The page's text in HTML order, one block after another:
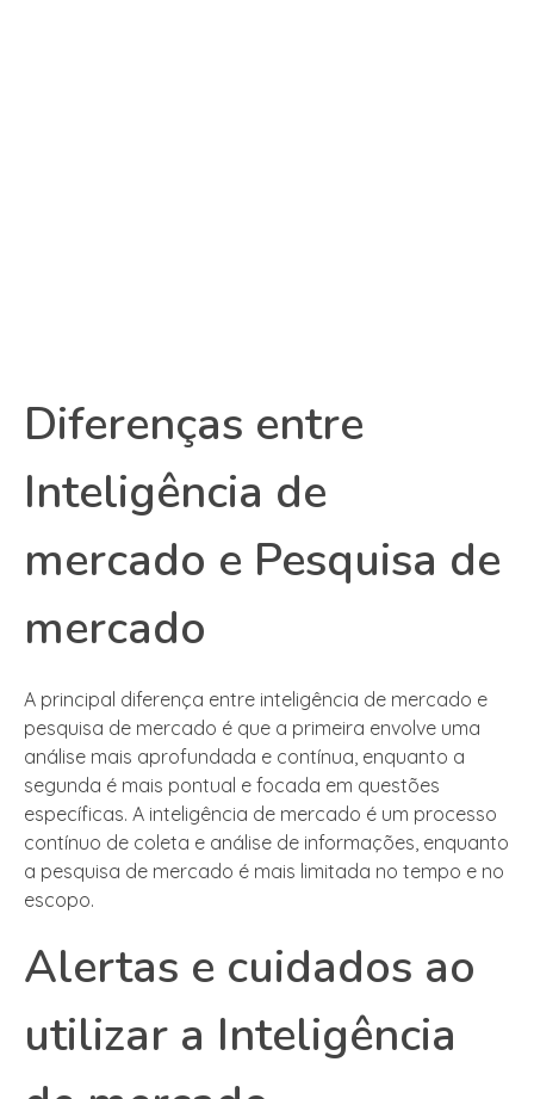
Diferenças entre
Inteligência de
mercado e Pesquisa de
mercado
A principal diferença entre inteligência de mercado e
pesquisa de mercado é que a primeira envolve uma
análise mais aprofundada e contínua, enquanto a
segunda é mais pontual e focada em questões
específicas. A inteligência de mercado é um processo
contínuo de coleta e análise de informações, enquanto
a pesquisa de mercado é mais limitada no tempo e no
escopo.
Alertas e cuidados ao
utilizar a Inteligência